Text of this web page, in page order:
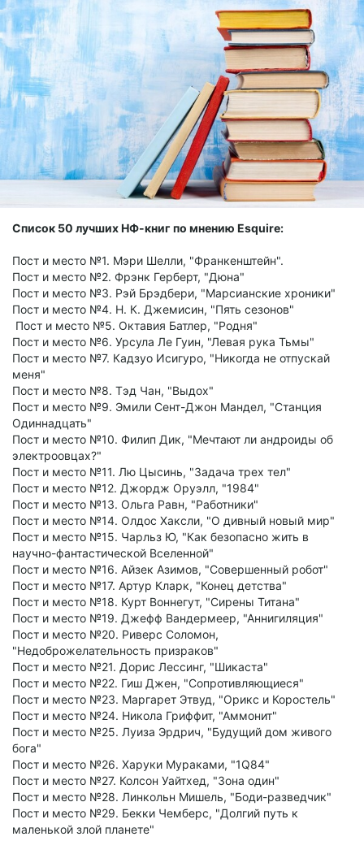
Список 50 лучших НФ-книг по мнению Esquire:
Пост и место №1. Мэри Шелли, "Франкенштейн".
Пост и место №2. Фрэнк Герберт, "Дюна"
Пост и место №3. Рэй Брэдбери, "Марсианские хроники"
Пост и место №4. Н. К. Джемисин, "Пять сезонов"
Пост и место №5. Октавия Батлер, "Родня"
Пост и место №6. Урсула Ле Гуин, "Левая рука Тьмы"
Пост и место №7. Кадзуо Исигуро, "Никогда не отпускай
меня"
Пост и место №8. Тэд Чан, "Выдох"
Пост и место №9. Эмили Сент-Джон Мандел, "Станция
Одиннадцать"
Пост и место №10. Филип Дик, "Мечтают ли андроиды об
электроовцах?"
Пост и место №11. Лю Цысинь, "Задача трех тел"
Пост и место №12. Джордж Оруэлл, "1984"
Пост и место №13. Ольга Равн, "Работники"
Пост и место №14. Олдос Хаксли, "О дивный новый мир"
Пост и место №15. Чарльз Ю, "Как безопасно жить в
научно-фантастической Вселенной"
Пост и место №16. Айзек Азимов, "Совершенный робот"
Пост и место №17. Артур Кларк, "Конец детства"
Пост и место №18. Курт Воннегут, "Сирены Титана"
Пост и место №19. Джефф Вандермеер, "Аннигиляция"
Пост и место №20. Риверс Соломон,
"Недоброжелательность призраков"
Пост и место №21. Дорис Лессинг, "Шикаста"
Пост и место №22. Гиш Джен, "Сопротивляющиеся"
Пост и место №23. Маргарет Этвуд, "Орикс и Коростель"
Пост и место №24. Никола Гриффит, "Аммонит"
Пост и место №25. Луиза Эрдрич, "Будущий дом живого
бога"
Пост и место №26. Харуки Мураками, "1Q84"
Пост и место №27. Колсон Уайтхед, "Зона один"
Пост и место №28. Линкольн Мишель, "Боди-разведчик"
Пост и место №29. Бекки Чемберс, "Долгий путь к
маленькой злой планете"